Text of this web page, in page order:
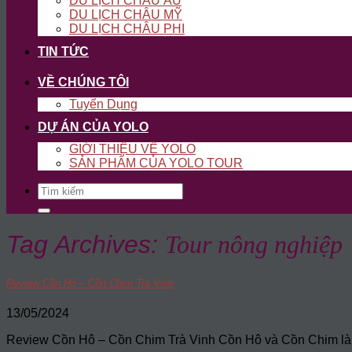
DU LỊCH CHÂU MỸ
DU LỊCH CHÂU PHI
TIN TỨC
VỀ CHÚNG TÔI
Tuyển Dụng
DỰ ÁN CỦA YOLO
GIỚI THIỆU VỀ YOLO
SẢN PHẨM CỦA YOLO TOUR
Search
for:
Tag Archives: Tour nông nghiệp
Review Cồn Hô – Cồn Chim Trà Vinh
13/05/2024
Review Cồn Hô – Cồn Chim Trà Vinh Cồn Hô và Cồn Chim